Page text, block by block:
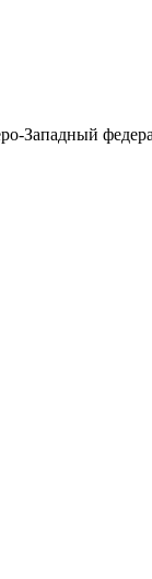
Западный